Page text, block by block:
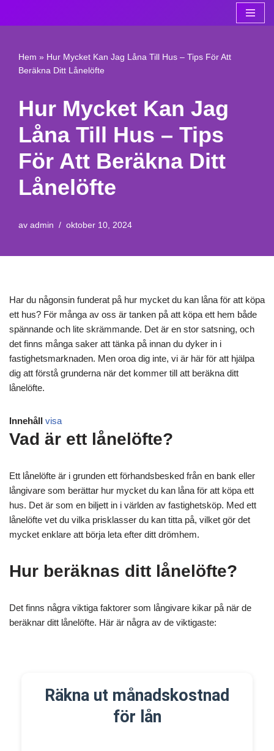
innehåll
Hem » Hur Mycket Kan Jag Låna Till Hus – Tips För Att
Beräkna Ditt Lånelöfte
Hur Mycket Kan Jag
Låna Till Hus – Tips
För Att Beräkna Ditt
Lånelöfte
av admin oktober 10, 2024
Har du någonsin funderat på hur mycket du kan låna för att köpa
ett hus? För många av oss är tanken på att köpa ett hem både
spännande och lite skrämmande. Det är en stor satsning, och
det finns många saker att tänka på innan du dyker in i
fastighetsmarknaden. Men oroa dig inte, vi är här för att hjälpa
dig att förstå grunderna när det kommer till att beräkna ditt
lånelöfte.
Innehåll visa
Vad är ett lånelöfte?
Ett lånelöfte är i grunden ett förhandsbesked från en bank eller
långivare som berättar hur mycket du kan låna för att köpa ett
hus. Det är som en biljett in i världen av fastighetsköp. Med ett
lånelöfte vet du vilka prisklasser du kan titta på, vilket gör det
mycket enklare att börja leta efter ditt drömhem.
Hur beräknas ditt lånelöfte?
Det finns några viktiga faktorer som långivare kikar på när de
beräknar ditt lånelöfte. Här är några av de viktigaste:
Räkna ut månadskostnad
för lån